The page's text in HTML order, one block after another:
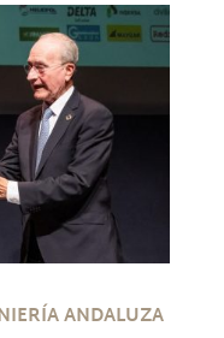
ANDALUZA